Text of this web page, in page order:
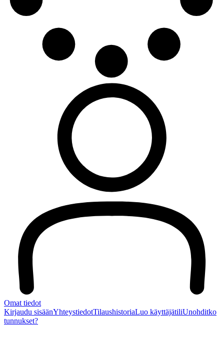
Omat tiedot
Kirjaudu sisäänYhteystiedotTilaushistoriaLuo käyttäjätiliUnohditko
tunnukset?